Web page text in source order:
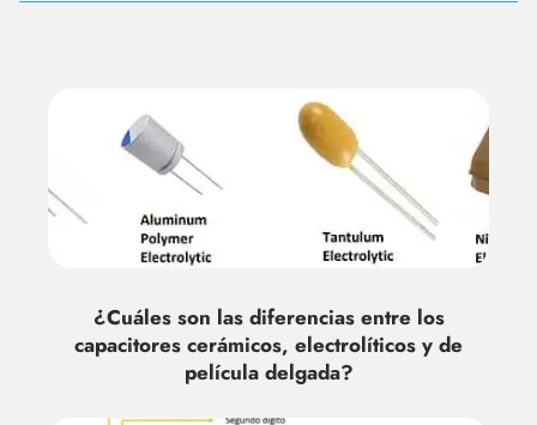
¿Cuáles son las diferencias entre los
capacitores cerámicos, electrolíticos y de
película delgada?